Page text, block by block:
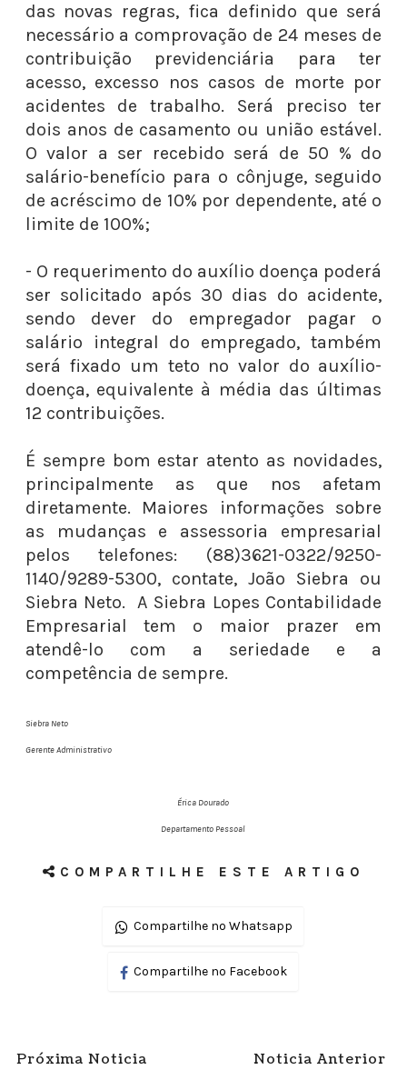
das novas regras, fica definido que será
necessário a comprovação de 24 meses de
contribuição previdenciária para ter
acesso, excesso nos casos de morte por
acidentes de trabalho. Será preciso ter
dois anos de casamento ou união estável.
O valor a ser recebido será de 50 % do
salário-benefício para o cônjuge, seguido
de acréscimo de 10% por dependente, até o
limite de 100%;
- O requerimento do auxílio doença poderá
ser solicitado após 30 dias do acidente,
sendo dever do empregador pagar o
salário integral do empregado, também
será fixado um teto no valor do auxílio-
doença, equivalente à média das últimas
12 contribuições.
É sempre bom estar atento as novidades,
principalmente as que nos afetam
diretamente. Maiores informações sobre
as mudanças e assessoria empresarial
pelos telefones: (88)3621-0322/9250-
1140/9289-5300, contate, João Siebra ou
Siebra Neto. A Siebra Lopes Contabilidade
Empresarial tem o maior prazer em
atendê-lo com a seriedade e a
competência de sempre.
Siebra Neto
Gerente Administrativo
Érica Dourado
Departamento Pessoal
COMPARTILHE ESTE ARTIGO
Compartilhe no Whatsapp
Compartilhe no Facebook
Próxima Noticia Noticia Anterior